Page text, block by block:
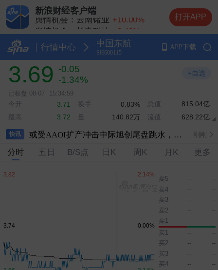
新浪财经客户端
舆情机会：云南锗业
舆情机会：长电科技 +2.48%
舆情机会：长鑫科技 +1.00%
舆情机会：中际旭创 -3.68%
舆情机会：兆易创新 +8.32%
打开APP
行情中心 中国东航
SH600115
APP下载
3.69 -0.05
-1.34%
已收盘 08-07 15:34:59
今开 3.71 换手 0.83% 总值
815.04亿
最高
3.72 140.82万 流值 628.22亿
+自选
快讯
高盛对中际旭创的多头持仓比例降至11.6％ 刚刚
或受AAOI扩产冲击中际旭创尾盘跳水，公司回应：公司7月订单指引至今有效 刚刚
进入电信运营商市场、与佳贤通信合作开发6G AI-RAN基站？英伟达回应：毫无根据 对我们在该地区活动的描述不属实 刚刚
中汽协：2026年6月，汽车整车进口3.8万辆
刚刚
日韩股市集体收跌
卖5 --
--
卖4
--
--
卖3
--
--
卖2
--
--
卖1
--
--
买1
--
--
买2
--
--
买3
--
--
买4
--
--
分时 五日 B/S点 日K 周K 月K 更多